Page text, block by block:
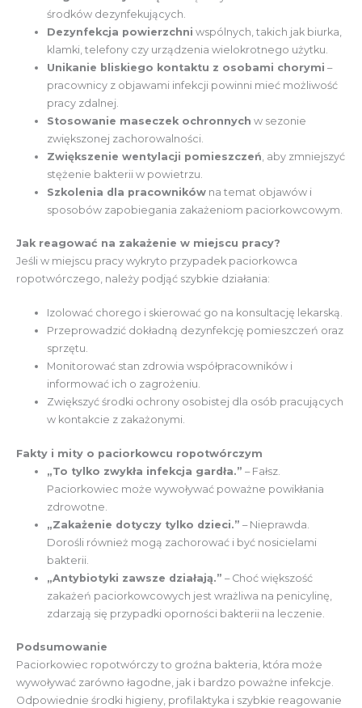
środków dezynfekujących.
Dezynfekcja powierzchni wspólnych, takich jak biurka,
klamki, telefony czy urządzenia wielokrotnego użytku.
Unikanie bliskiego kontaktu z osobami chorymi –
pracownicy z objawami infekcji powinni mieć możliwość
pracy zdalnej.
Stosowanie maseczek ochronnych w sezonie
zwiększonej zachorowalności.
Zwiększenie wentylacji pomieszczeń , aby zmniejszyć
stężenie bakterii w powietrzu.
Szkolenia dla pracownikówna temat objawów i
sposobów zapobiegania zakażeniom paciorkowcowym.
Jak reagować na zakażenie w miejscu pracy?
Jeśli w miejscu pracy wykryto przypadek paciorkowca
ropotwórczego, należy podjąć szybkie działania:
Izolować chorego i skierować go na konsultację lekarską.
Przeprowadzić dokładną dezynfekcję pomieszczeń oraz
sprzętu.
Monitorować stan zdrowia współpracowników i
informować ich o zagrożeniu.
Zwiększyć środki ochrony osobistej dla osób pracujących
w kontakcie z zakażonymi.
Fakty i mity o paciorkowcu ropotwórczym
„To tylko zwykła infekcja gardła.” – Fałsz.
Paciorkowiec może wywoływać poważne powikłania
zdrowotne.
„Zakażenie dotyczy tylko dzieci.” – Nieprawda.
Dorośli również mogą zachorować i być nosicielami
bakterii.
„Antybiotyki zawsze działają.” – Choć większość
zakażeń paciorkowcowych jest wrażliwa na penicylinę,
zdarzają się przypadki oporności bakterii na leczenie.
Podsumowanie
Paciorkowiec ropotwórczy to groźna bakteria, która może
wywoływać zarówno łagodne, jak i bardzo poważne infekcje.
Odpowiednie środki higieny, profilaktyka i szybkie reagowanie